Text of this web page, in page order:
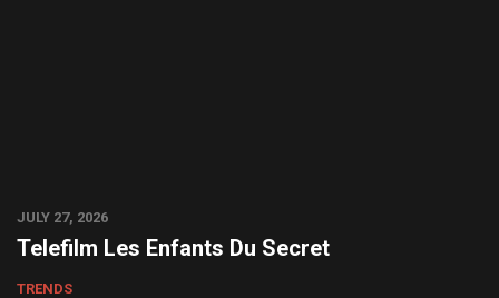
JULY 27, 2026
Telefilm Les Enfants Du Secret
TRENDS